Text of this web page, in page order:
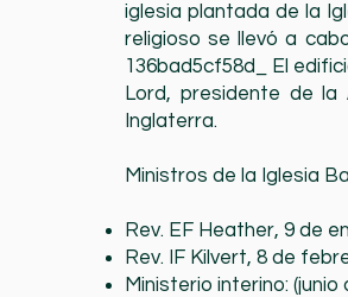
iglesia plantada de la
religioso se llevó a
136bad5cf58d_ El
Lord, presidente de la
Inglaterra.
Ministros de la Iglesia
Rev. EF Heather, 9 de
Rev. IF Kilvert, 8 de
Ministerio interino: